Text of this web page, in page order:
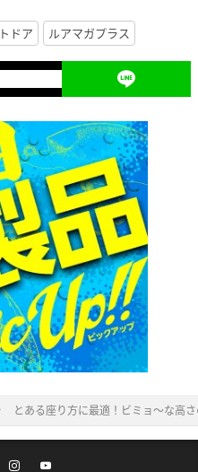
ドア ルアマガプラス
とある座り方に最適！ビミョ〜な高